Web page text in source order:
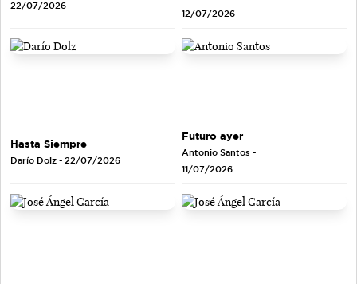
22/07/2026
12/07/2026
Hasta Siempre
Darío Dolz - 22/07/2026
Futuro ayer
Antonio Santos -
11/07/2026